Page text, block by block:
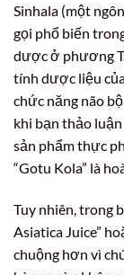
Sinhala (một
gọi phổ biến
dược ở phương
tính dược liệu
chức năng não
khi bạn thảo luận
sản phẩm thực
“Gotu Kola” là
Tuy nhiên, trong
Asiatica Juice”
chuộng hơn vì